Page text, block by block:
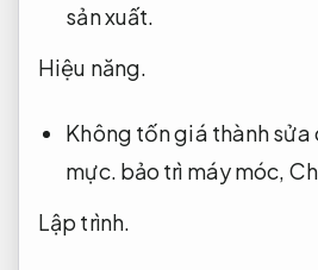
sản xuất.
Hiệu năng.
Không tốn giá thành sửa
mực. bảo trì máy móc,
Lập trình.